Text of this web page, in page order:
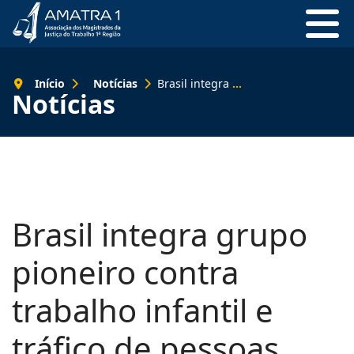
Notícias
Início Notícias Brasil integra grupo pioneiro contra trabalho infantil e tráfico de pessoas
Brasil integra grupo
pioneiro contra
trabalho infantil e